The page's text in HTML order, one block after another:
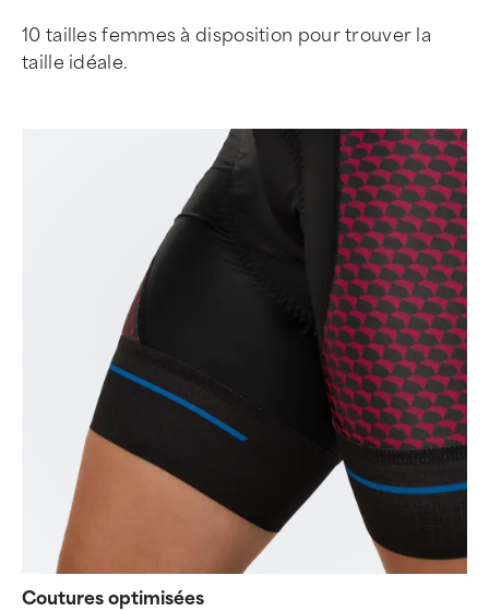
10 tailles femmes à disposition pour trouver la
taille idéale.
Coutures optimisées